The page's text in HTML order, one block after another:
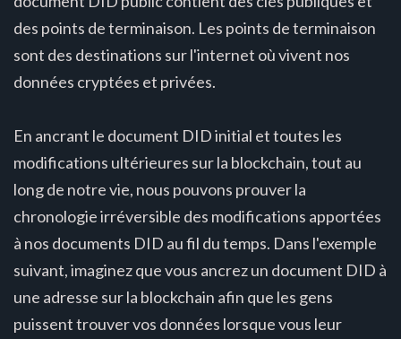
des points de terminaison. Les points de terminaison
sont des destinations sur l'internet où vivent nos
données cryptées et privées.
En ancrant le document DID initial et toutes les
modifications ultérieures sur la blockchain, tout au
long de notre vie, nous pouvons prouver la
chronologie irréversible des modifications apportées
à nos documents DID au fil du temps. Dans l'exemple
suivant, imaginez que vous ancrez un document DID à
une adresse sur la blockchain afin que les gens
puissent trouver vos données lorsque vous leur